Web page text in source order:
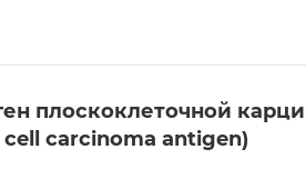
плоскоклеточной
cell carcinoma antigen)